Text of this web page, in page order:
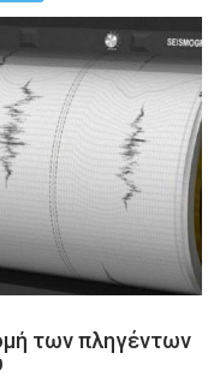
των πληγέντων